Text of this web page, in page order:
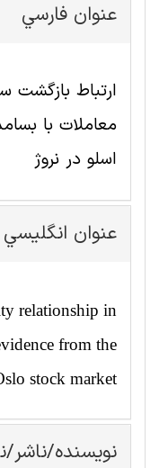
عنوان فارسي
ارتباط بازگشت
معاملات با
اسلو در نروژ
عنوان انگليسي
relationship in
from the
stock market
نویسنده/ناشر/